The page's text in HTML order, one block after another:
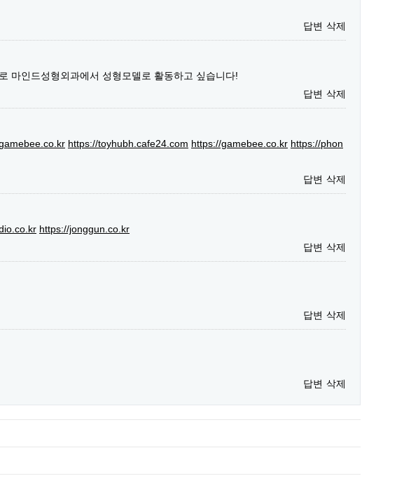
답변 삭제
마인드성형외과에서 성형모델로 활동하고 싶습니다!
답변 삭제
https://toyhubh.cafe24.com https://gamebee.co.kr https://phon
답변 삭제
https://jonggun.co.kr
답변 삭제
답변 삭제
답변 삭제